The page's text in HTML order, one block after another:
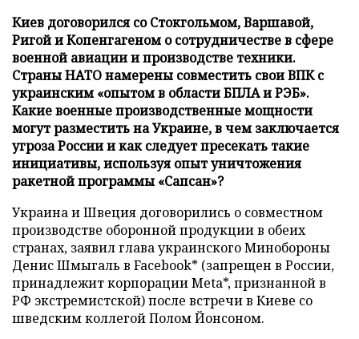
Киев договорился со Стокгольмом, Варшавой,
Ригой и Копенгагеном о сотрудничестве в сфере
военной авиации и производстве техники.
Страны НАТО намерены совместить свои ВПК с
украинским «опытом в области БПЛА и РЭБ».
Какие военные производственные мощности
могут разместить на Украине, в чем заключается
угроза России и как следует пресекать такие
инициативы, используя опыт уничтожения
ракетной программы «Сапсан»?
Украина и Швеция договорились о совместном
производстве оборонной продукции в обеих
странах, заявил глава украинского Минобороны
Денис Шмыгаль в Facebook* (запрещен в России,
принадлежит корпорации Meta*, признанной в
РФ экстремистской) после встречи в Киеве со
шведским коллегой Полом Йонсоном.